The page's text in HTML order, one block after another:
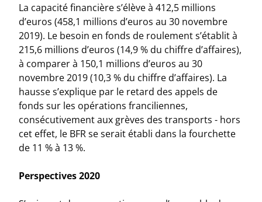
La capacité financière s’élève à 412,5 millions
d’euros (458,1 millions d’euros au 30 novembre
2019). Le besoin en fonds de roulement s’établit à
215,6 millions d’euros (14,9 % du chiffre d’affaires),
à comparer à 150,1 millions d’euros au 30
novembre 2019 (10,3 % du chiffre d’affaires). La
hausse s’explique par le retard des appels de
fonds sur les opérations franciliennes,
consécutivement aux grèves des transports - hors
cet effet, le BFR se serait établi dans la fourchette
de 11 % à 13 %.
Perspectives 2020